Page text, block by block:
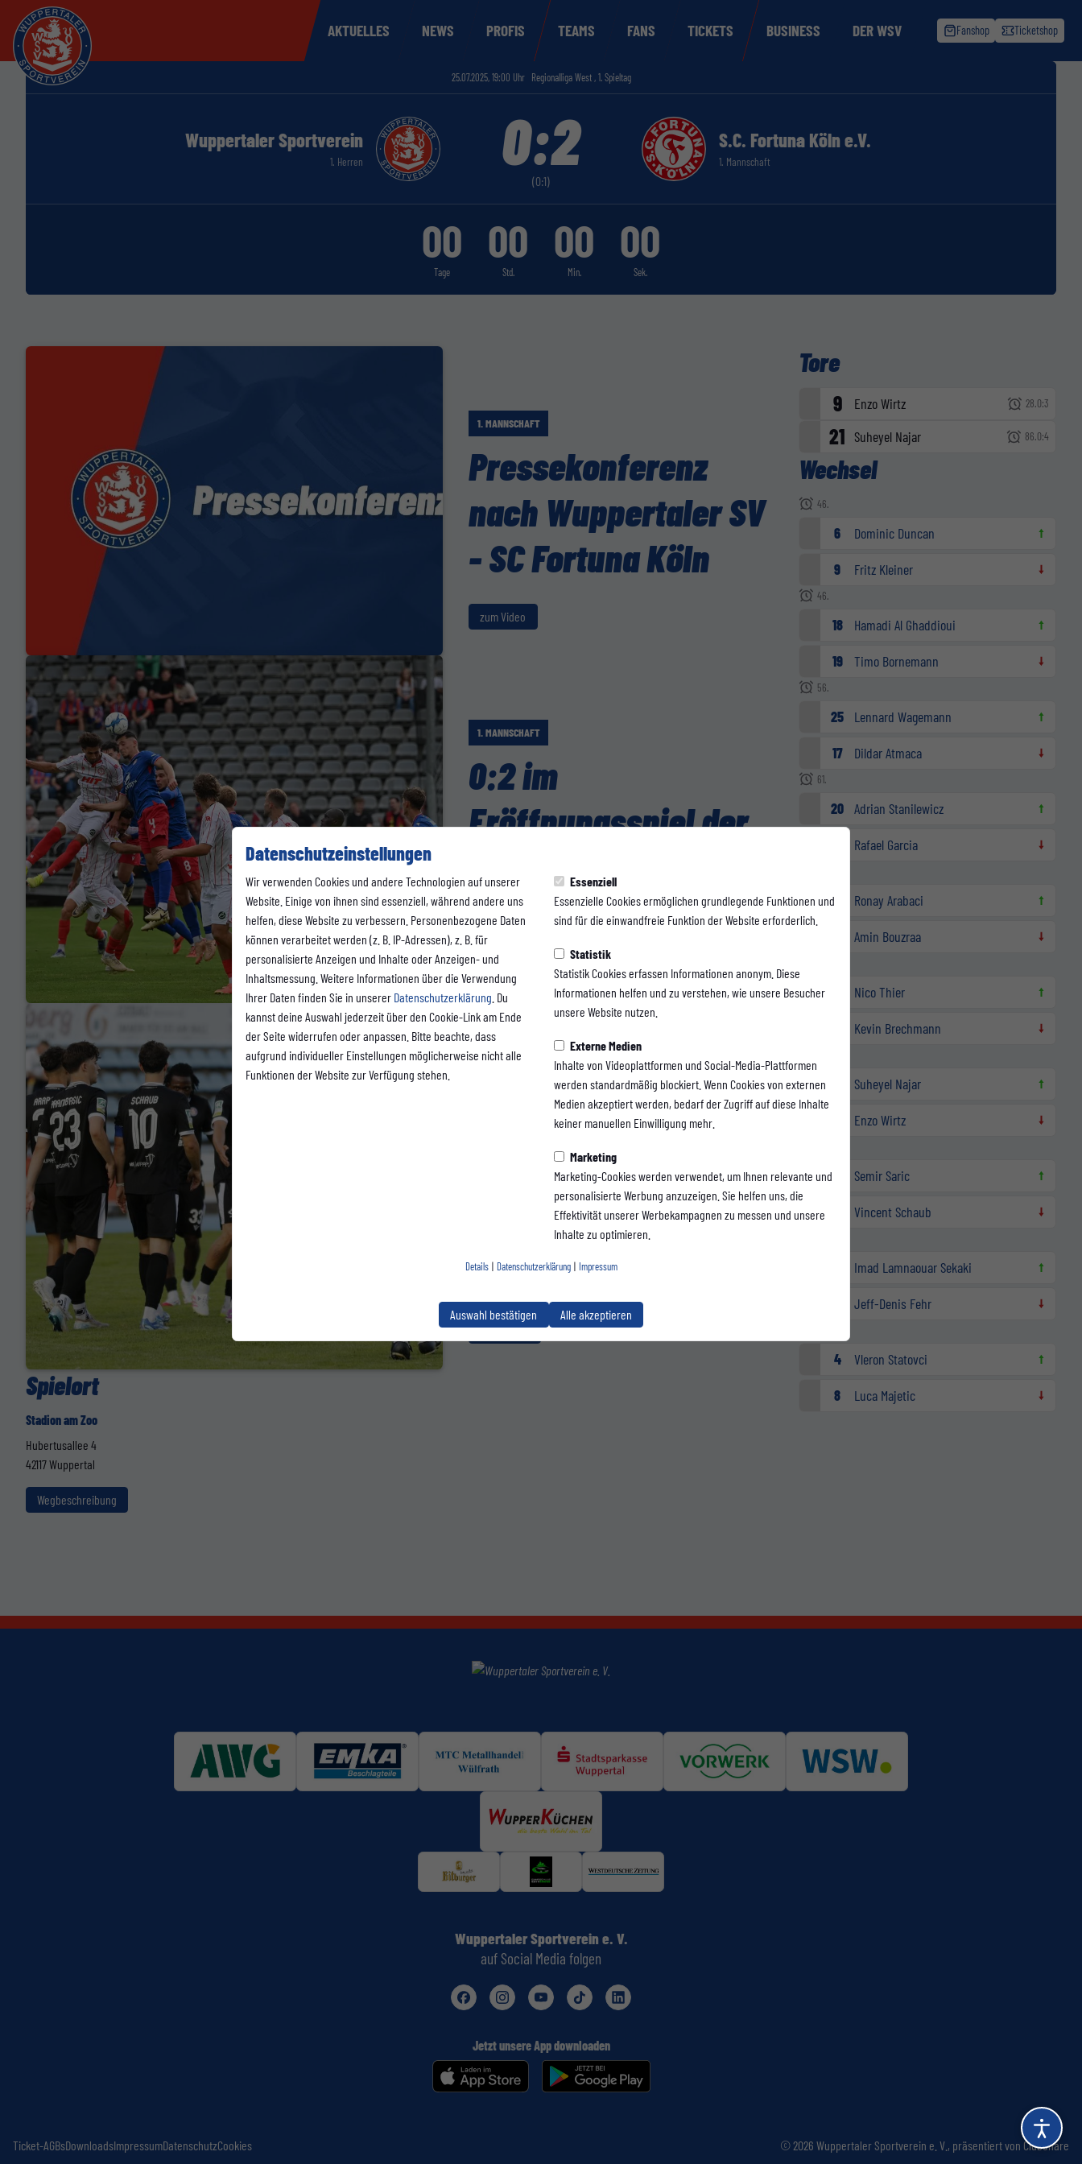
Datenschutzeinstellungen
Wir verwenden Cookies und andere Technologien auf unserer
Website. Einige von ihnen sind essenziell, während andere uns
helfen, diese Website zu verbessern. Personenbezogene Daten
können verarbeitet werden (z. B. IP-Adressen), z. B. für
personalisierte Anzeigen und Inhalte oder Anzeigen- und
Inhaltsmessung. Weitere Informationen über die Verwendung
Ihrer Daten finden Sie in unserer Datenschutzerklärung . Du
kannst deine Auswahl jederzeit über den Cookie-Link am Ende
der Seite widerrufen oder anpassen. Bitte beachte, dass
aufgrund individueller Einstellungen möglicherweise nicht alle
Funktionen der Website zur Verfügung stehen.
Essenziell
Essenzielle Cookies ermöglichen grundlegende Funktionen und
sind für die einwandfreie Funktion der Website erforderlich.
Statistik
Statistik Cookies erfassen Informationen anonym. Diese
Informationen helfen und zu verstehen, wie unsere Besucher
unsere Website nutzen.
Externe Medien
Inhalte von Videoplattformen und Social-Media-Plattformen
werden standardmäßig blockiert. Wenn Cookies von externen
Medien akzeptiert werden, bedarf der Zugriff auf diese Inhalte
keiner manuellen Einwilligung mehr.
Marketing
Marketing-Cookies werden verwendet, um Ihnen relevante und
personalisierte Werbung anzuzeigen. Sie helfen uns, die
Effektivität unserer Werbekampagnen zu messen und unsere
Inhalte zu optimieren.
Details | Datenschutzerklärung | Impressum
Auswahl bestätigen Alle akzeptieren
AKTUELLES NEWS PROFIS TEAMS FANS TICKETS BUSINESS DER WSV Fanshop Ticketshop
25.07.2025, 19:00 Uhr Regionalliga West , 1. Spieltag
Wuppertaler Sportverein
1. Herren 0:2
(0:1)
S.C. Fortuna Köln e.V.
1. Mannschaft
00
Tage
00
Std.
00
Min.
00
Sek.
1. MANNSCHAFT
Pressekonferenz
nach Wuppertaler SV
- SC Fortuna Köln
zum Video
1. MANNSCHAFT
0:2 im
Eröffnungsspiel der
Regionalliga West
Im Eröffnungsspiel der Regionalliga West-Saison 2025/26 trafen der
Wuppertaler SV und Fortuna Köln bei bestem Fußballwetter im..
zum Artikel
Saisonstart unter
Flutlicht – jetzt
Tickets sichern
Regionalliga West Saison eine starke Leistung auf dem Platz zu
zum Artikel
Spielort
Stadion am Zoo
Hubertusallee 4
42117 Wuppertal
Wegbeschreibung
Tore
9 Enzo Wirtz 28.0:3
21 Suheyel Najar 86.0:4
Wechsel
46.
6 Dominic Duncan
9 Fritz Kleiner
46.
18 Hamadi Al Ghaddioui
19 Timo Bornemann
56.
25 Lennard Wagemann
17 Dildar Atmaca
61.
20 Adrian Stanilewicz
Rafael Garcia
31 Ronay Arabaci
Amin Bouzraa
Nico Thier
Kevin Brechmann
Suheyel Najar
Enzo Wirtz
Semir Saric
Vincent Schaub
Imad Lamnaouar Sekaki
Jeff-Denis Fehr
4 Vleron Statovci
8 Luca Majetic
Wuppertaler Sportverein e. V.
auf Social Media folgen
Jetzt unsere App downloaden
Ticket-AGBsDownloadsImpressumDatenschutzCookies © 2026 Wuppertaler Sportverein e. V., präsentiert von ClubShare